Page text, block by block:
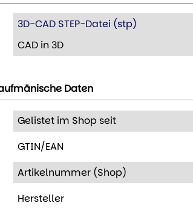
3D-CAD STEP-Datei (stp)
CAD in 3D
Daten
Gelistet im Shop seit
GTIN/EAN
Artikelnummer (Shop)
Hersteller